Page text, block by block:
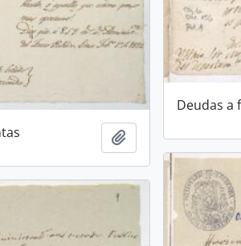
Deudas a
Añadir al